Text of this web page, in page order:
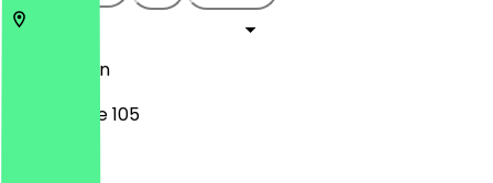
Berlin
Kantstraße 105